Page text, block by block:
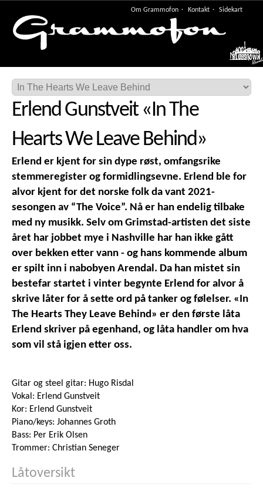
Om Grammofon Kontakt Sidekart
Meny
Erlend Gunstveit«In The
Hearts We Leave Behind»
Erlend er kjent for sin dype røst, omfangsrike
stemmeregister og formidlingsevne. Erlend ble for
alvor kjent for det norske folk da vant 2021-
sesongen av “The Voice”. Nå er han endelig tilbake
med ny musikk. Selv om Grimstad-artisten det siste
året har jobbet mye i Nashville har han ikke gått
over bekken etter vann - og hans kommende album
er spilt inn i nabobyen Arendal. Da han mistet sin
bestefar startet i vinter begynte Erlend for alvor å
skrive låter for å sette ord på tanker og følelser. «In
The Hearts They Leave Behind» er den første låta
Erlend skriver på egenhand, og låta handler om hva
som vil stå igjen etter oss.
Gitar og steel gitar: Hugo Risdal
Vokal: Erlend Gunstveit
Kor: Erlend Gunstveit
Piano/keys: Johannes Groth
Bass: Per Erik Olsen
Trommer: Christian Seneger
Låtoversikt